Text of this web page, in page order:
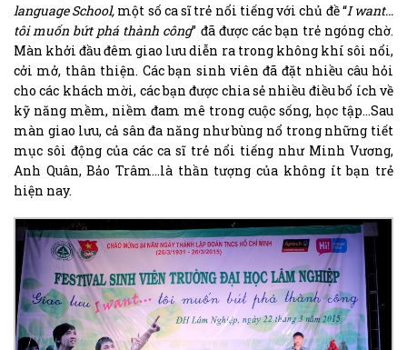
language School, một số ca sĩ trẻ nổi tiếng với chủ đề “I want…
tôi muốn bứt phá thành công” đã được các bạn trẻ ngóng chờ.
Màn khởi đầu đêm giao lưu diễn ra trong không khí sôi nổi,
cởi mở, thân thiện. Các bạn sinh viên đã đặt nhiều câu hỏi
cho các khách mời, các bạn được chia sẻ nhiều điều bổ ích về
kỹ năng mềm, niềm đam mê trong cuộc sống, học tập…Sau
màn giao lưu, cả sân đa năng như bùng nổ trong những tiết
mục sôi động của các ca sĩ trẻ nổi tiếng như Minh Vương,
Anh Quân, Bảo Trâm…là thần tượng của không ít bạn trẻ
hiện nay.